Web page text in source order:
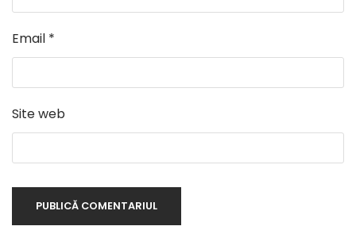
Email *
Site web